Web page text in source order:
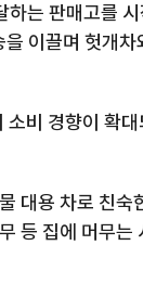
하는 판매고를
이끌며 헛개
비 경향이 확
대용 차로 친
등 집에 머무는